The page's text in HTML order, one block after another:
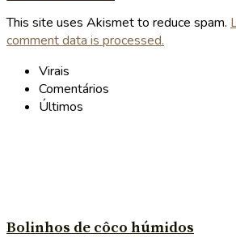
This site uses Akismet to reduce spam.
comment data is processed.
Virais
Comentários
Últimos
Bolinhos de côco húmidos